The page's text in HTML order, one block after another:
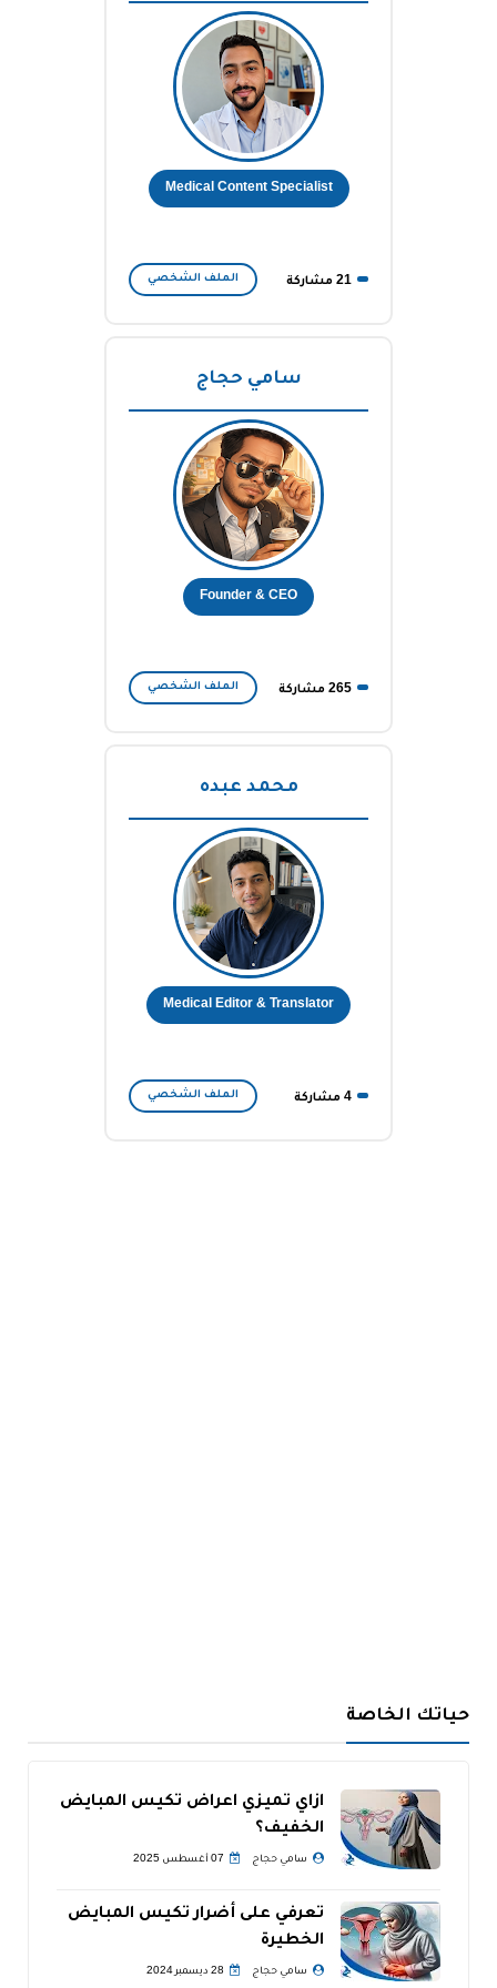
معلومات
Medical Content Specialist
21 مشاركة الملف الشخصي
سامي حجاج
Founder & CEO
265 مشاركة الملف الشخصي
محمد عبده
Medical Editor & Translator
4 مشاركة الملف الشخصي
حياتك الخاصة
ازاي تميزي اعراض تكيس المبايض
الخفيف؟
سامي حجاج 07 أغسطس 2025
تعرفي على أضرار تكيس المبايض
الخطيرة
سامي حجاج 28 ديسمبر 2024